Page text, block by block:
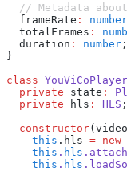
// Metadata
  frameRate
: number
  totalFrames
:
  duration
: number ;
}
class YouViCoPlayer
  private
state :
  private
hls : HLS ;
  constructor
    this
.hls = new
    this
. hls
    this
. hls